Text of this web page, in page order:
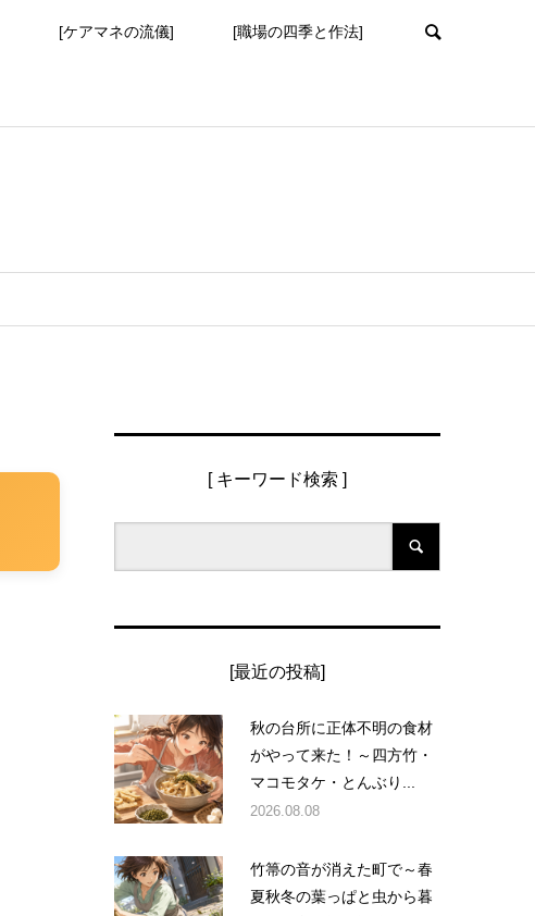
[ケアマネの流儀] [職場の四季と作法]
[ キーワード検索 ]
[最近の投稿]
秋の台所に正体不明の食材
がやって来た！～四方竹・
マコモタケ・とんぶり...
2026.08.08
竹箒の音が消えた町で～春
夏秋冬の葉っぱと虫から暮